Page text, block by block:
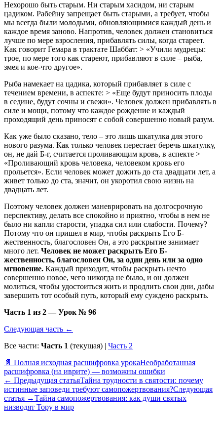
Нехорошо быть старым. Ни старым хасидом, ни старым
цадиком. Рабейну запрещает быть старыми, а требует, чтобы
мы всегда были молодыми, обновляющимися каждый день и
каждое время заново. Напротив, человек должен становиться
лучше по мере взросления, прибавлять силы, когда стареет.
Как говорит Гемара в трактате Шаббат: > «Учили мудрецы:
трое, по мере того как стареют, прибавляют в силе – рыба,
змея и кое-что другое».
Рыба намекает на цадика, который прибавляет в силе с
течением времени, в аспекте: > «Еще будут приносить плоды
в седине, будут сочны и свежи». Человек должен прибавлять в
силе и мощи, потому что каждое рождение и каждый
проходящий день приносят с собой совершенно новый разум.
Как уже было сказано, тело – это лишь шкатулка для этого
нового разума. Как только человек перестает беречь шкатулку,
он, не дай Б-г, считается проливающим кровь, в аспекте >
«Проливающий кровь человека, человеком кровь его
прольется». Если человек может дожить до ста двадцати лет, а
живет только до ста, значит, он укоротил свою жизнь на
двадцать лет.
Поэтому человек должен маневрировать на долгосрочную
перспективу, делать все спокойно и приятно, чтобы в нем не
было ни капли старости, упадка сил или слабости. Почему?
Потому что он пришел в мир, чтобы раскрыть Его Б-
жественность, благословен Он, а это раскрытие занимает
много лет. Человек не может раскрыть Его Б-
жественность, благословен Он, за один день или за одно
мгновение. Каждый приходит, чтобы раскрыть нечто
совершенно новое, чего никогда не было, и он должен
молиться, чтобы удостоиться жить и продлить свои дни, дабы
завершить тот особый путь, который ему суждено раскрыть.
Часть 1 из 2 — Урок № 96
Следующая часть ←
Все части: Часть 1 (текущая) | Часть 2
📄 Полная исходная расшифровка урокаНеобработанная
расшифровка (на иврите) — возможны ошибки
← Предыдущая статьяТайна трудности в святости: почему
истинные заповеди требуют самопожертвования?Следующая
статья →Тайна самопожертвования: как души святых
низводят Тору в мир